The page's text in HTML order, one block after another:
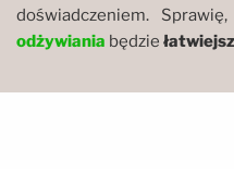
doświadczeniem.
odżywiania będzie